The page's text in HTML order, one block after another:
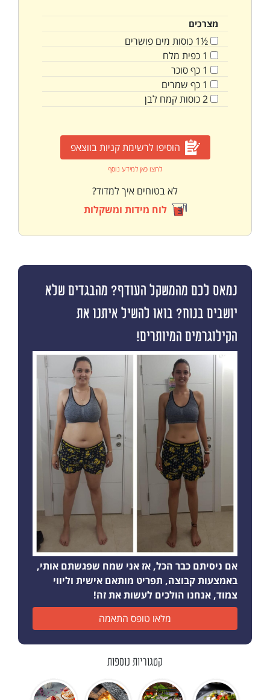
מצרכים
½1 כוסות מים פושרים
1 כפית מלח
1 כףסוכר
1 כף שמרים
2כוסותקמח לבן
הוסיפו לרשימת קניות בווצאפ
לחצו כאן למידע נוסף
לא בטוחים איך למדוד?
לוח מידות ומשקלות
נמאס לכם מהמשקל העודף? מהבגדים שלא
יושבים בנוח? בואו להשיל איתנו את
הקילוגרמים המיותרים!
אם ניסיתם כבר הכל, אז אני שמח שפגשתם אותי,
באמצעות קבוצה, תפריט מותאם אישית וליווי
צמוד, אנחנו הולכים לעשות את זה!
מלאו טופס התאמה
קטגוריות נוספות